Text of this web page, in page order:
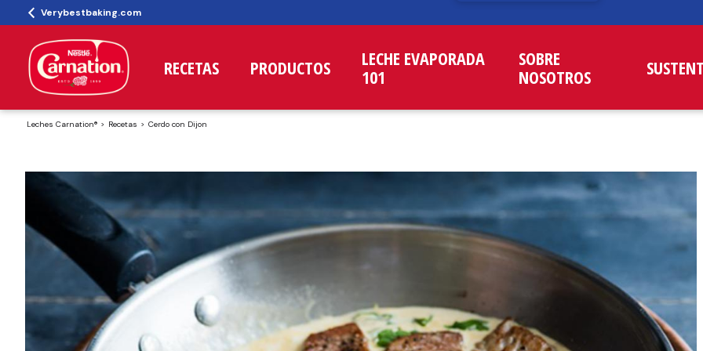
Verybestbaking.com
RECETAS PRODUCTOS
LECHE EVAPORADA
101
SOBRE
NOSOTROS
Leches Carnation® Recetas Cerdo con Dijon